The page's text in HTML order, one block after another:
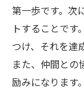
第一歩です。次
トすることで
つけ、それを達
また、仲間との
励みになります